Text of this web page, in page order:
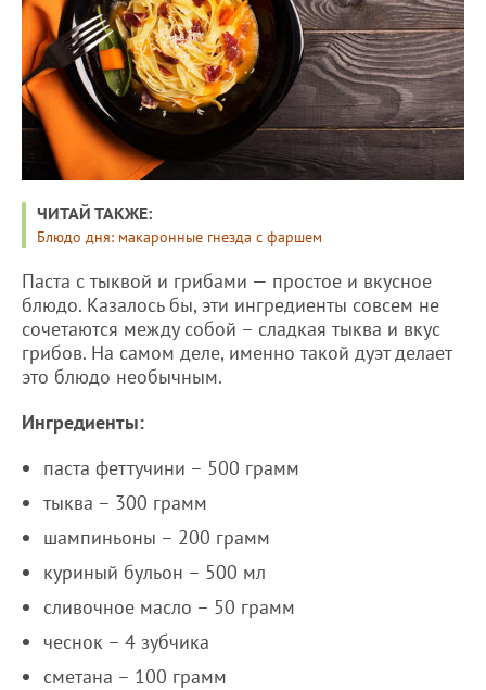
ЧИТАЙ ТАКЖЕ:
Блюдо дня: макаронные гнезда с фаршем
Паста с тыквой и грибами — простое и вкусное
блюдо. Казалось бы, эти ингредиенты совсем не
сочетаются между собой – сладкая тыква и вкус
грибов. На самом деле, именно такой дуэт делает
это блюдо необычным.
Ингредиенты:
паста феттучини – 500 грамм
тыква – 300 грамм
шампиньоны – 200 грамм
куриный бульон – 500 мл
сливочное масло – 50 грамм
чеснок – 4 зубчика
сметана – 100 грамм